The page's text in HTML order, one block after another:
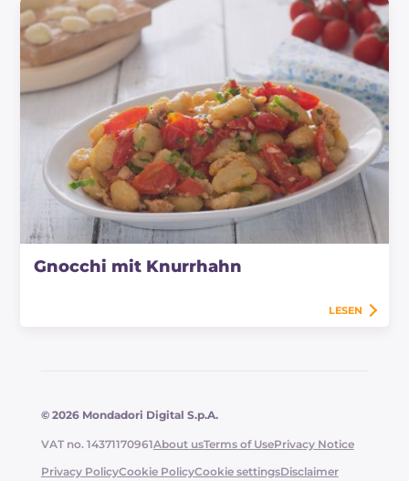
Gnocchi mit Knurrhahn
LESEN
© 2026 Mondadori Digital S.p.A.
VAT no. 14371170961About usTerms of UsePrivacy Notice
Privacy PolicyCookie PolicyCookie settingsDisclaimer